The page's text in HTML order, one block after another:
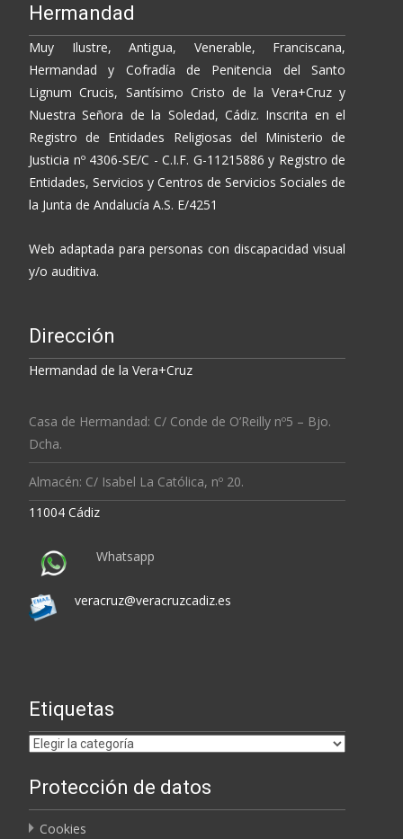
Hermandad
Muy Ilustre, Antigua, Venerable, Franciscana,
Hermandad y Cofradía de Penitencia del Santo
Lignum Crucis, Santísimo Cristo de la Vera+Cruz y
Nuestra Señora de la Soledad, Cádiz. Inscrita en el
Registro de Entidades Religiosas del Ministerio de
Justicia nº 4306-SE/C - C.I.F. G-11215886 y Registro de
Entidades, Servicios y Centros de Servicios Sociales de
la Junta de Andalucía A.S. E/4251
Web adaptada para personas con discapacidad visual
y/o auditiva.
Dirección
Hermandad de la Vera+Cruz
Casa de Hermandad: C/ Conde de O’Reilly nº5 – Bjo.
Dcha.
Almacén: C/ Isabel La Católica, nº 20.
11004 Cádiz
Whatsapp
veracruz@veracruzcadiz.es
Etiquetas
Etiquetas
Protección de datos
Cookies